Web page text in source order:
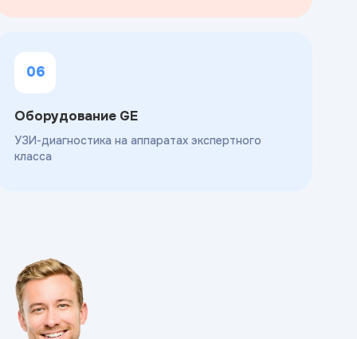
06
Оборудование GE
УЗИ-диагностика на аппаратах экспертного
класса